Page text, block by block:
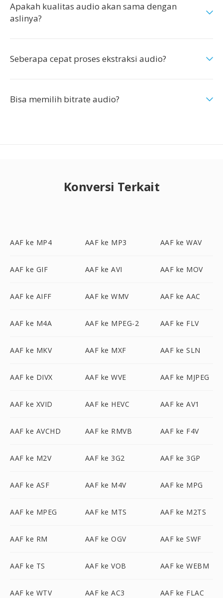
Apakah kualitas audio akan sama dengan
aslinya?
Seberapa cepat proses ekstraksi audio?
Bisa memilih bitrate audio?
Konversi Terkait
AAF ke MP4 AAF ke MP3 AAF ke WAV
AAF ke GIF AAF ke AVI AAF ke MOV
AAF ke AIFF AAF ke WMV AAF ke AAC
AAF ke M4A AAF ke MPEG-2 AAF ke FLV
AAF ke MKV AAF ke MXF AAF ke SLN
AAF ke DIVX AAF ke WVE AAF ke MJPEG
AAF ke XVID AAF ke HEVC AAF ke AV1
AAF ke AVCHD AAF ke RMVB AAF ke F4V
AAF ke M2V AAF ke 3G2 AAF ke 3GP
AAF ke ASF AAF ke M4V AAF ke MPG
AAF ke MPEG AAF ke MTS AAF ke M2TS
AAF ke RM AAF ke OGV AAF ke SWF
AAF ke TS AAF ke VOB AAF ke WEBM
AAF ke WTV AAF ke AC3 AAF ke FLAC